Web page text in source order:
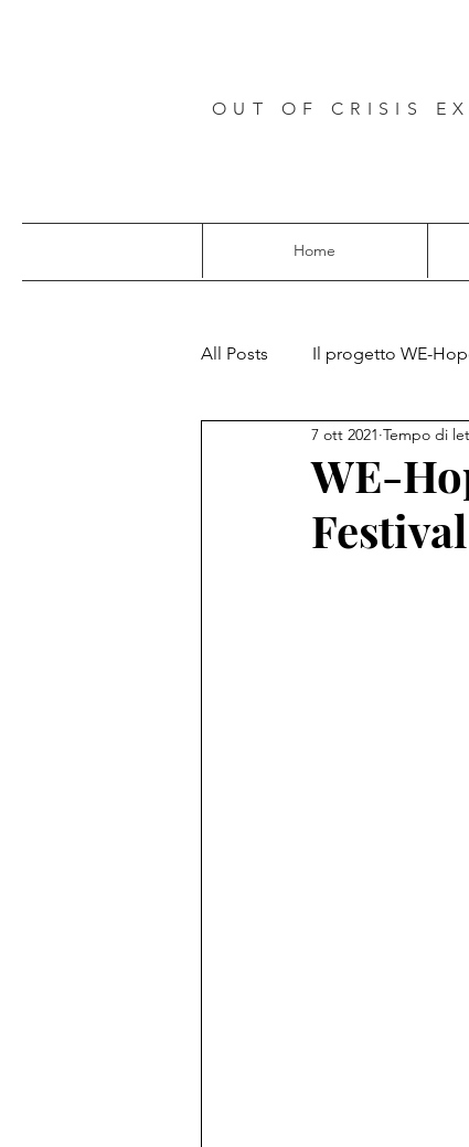
OUT OF CRISIS
Home
All Posts Il progetto WE-
Progetti europei
WE-
7 ott 2021 Tempo di